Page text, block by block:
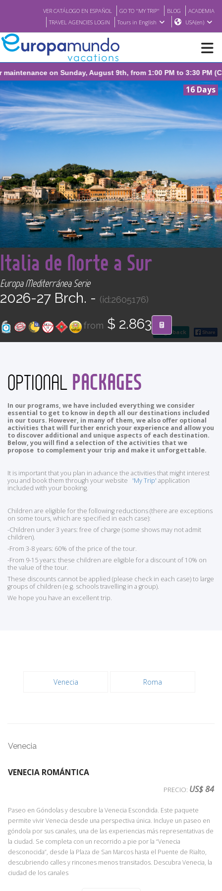
VER CATÁLOGO EN ESPAÑOL GO TO "MY TRIP" BLOG
ACADEMIA
TRAVEL AGENCIES LOGIN
Tours in English USA(en)
NEW
BROCHURE PDF
WHERE TO BUY
FEATURED
ABOUT US
CONTACT
Find your Tour
on Sunday, August 9th, from 1:00 PM to 3:30 PM (CEST/
16 Days
go back
<
Italia de Norte a Sur
Europa Mediterránea Serie
2026-27 Brch. - (id:2605176)
from $ 2.863
OPTIONAL PACKAGES
In our programs, we have included everything we consider
essential to get to know in depth all our destinations included
in our tours. However, in many of them, we also offer optional
activities that will further enrich your experience and allow you
to discover additional and unique aspects of each destination.
Below, you will find a selection of the activities that we
propose to complement your trip and make it unforgettable.
It is important that you plan in advance the activities that might interest
you and book them through your website 'My Trip' application
included with your booking.
Children are eligible for the following reductions (there are exceptions
on some tours, which are specified in each case):
-Children under 3 years: free of charge (some shows may not admit
children).
-From 3-8 years: 60% of the price of the tour.
-From 9-15 years: these children are eligible for a discount of 10% on
the value of the tour.
These discounts cannot be applied (please check in each case) to large
groups of children (e.g. schools travelling in a group).
We hope you have an excellent trip.
Venecia Roma
Venecia
VENECIA ROMÁNTICA
PRECIO: US$ 84
Paseo en Góndolas y descubre la Venecia Escondida. Este paquete
permite vivir Venecia desde una perspectiva única. Incluye un paseo en
góndola por sus canales, una de las experiencias más representativas de
la ciudad. Se completa con un recorrido a pie por la “Venecia
desconocida”, desde la Plaza de San Marcos hasta el Puente de Rialto,
descubriendo calles y rincones menos transitados. Descubra Venecia, la
ciudad de los canales